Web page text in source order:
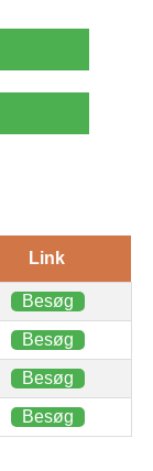
Link
Besøg
Besøg
Besøg
Besøg